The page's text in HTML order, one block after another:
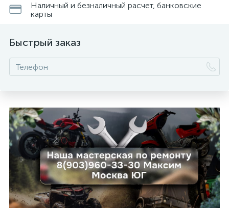
Наличный и безналичный расчет, банковские
карты
Быстрый заказ